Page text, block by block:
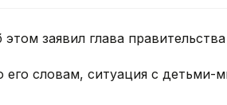
этом заявил глава
его словам, ситуация с детьми-